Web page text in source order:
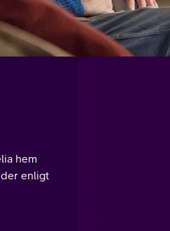
hem
enligt